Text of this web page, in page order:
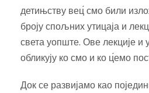
детињству вец́ смо били
броју спољних утицаја и
света уопште. Ове лекције и
обликују ко смо и ко ц́емо
Док се развијамо као